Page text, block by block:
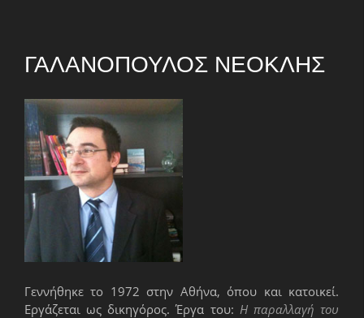
ΓΑΛΑΝΌΠΟΥΛΟΣ ΝΕΟΚΛΉΣ
Γεννήθηκε το 1972 στην Αθήνα, όπου και κατοικεί.
Εργάζεται ως δικηγόρος. Έργα του: Η παραλλαγή του